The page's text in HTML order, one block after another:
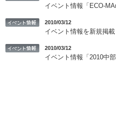
イベント情報「ECO-
2010/03/12
イベント情報を新規掲載
2010/03/12
イベント情報「2010中